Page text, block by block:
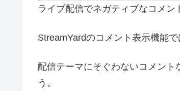
ライブ配信でネガティブなコメン
StreamYardのコメント表示機能
配信テーマにそぐわないコメント
う。